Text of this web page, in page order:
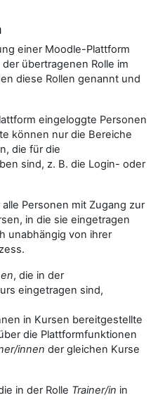
einer Moodle-Plattform
übertragenen Rolle im
diese Rollen genannt und
eingeloggte Personen
können nur die Bereiche
die für die
sind, z. B. die Login- oder
Personen mit Zugang zur
in die sie eingetragen
unabhängig von ihrer
, die in der
eingetragen sind,
in Kursen bereitgestellte
die Plattformfunktionen
innen der gleichen Kurse
in der Rolle Trainer/in in